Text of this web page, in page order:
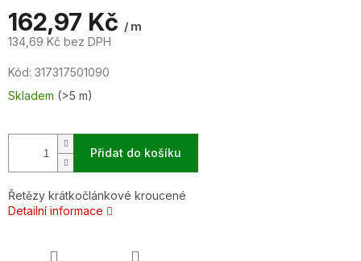
162,97 Kč / m
134,69 Kč bez DPH
cena:
Kód: 317317501090
Skladem (>5 m)
Přidat do košíku
Řetězy krátkočlánkové kroucené
Detailní informace